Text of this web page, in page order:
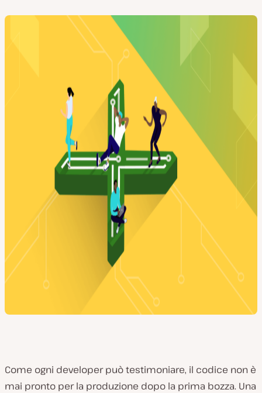
Come ogni developer può testimoniare, il codice non è
mai pronto per la produzione dopo la prima bozza. Una